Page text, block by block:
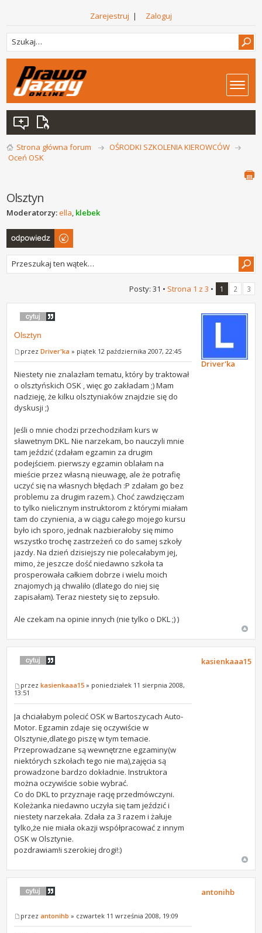
Zarejestruj | Zaloguj
Strona główna forum
OŚRODKI SZKOLENIA KIEROWCÓW
Oceń OSK
Olsztyn
Moderatorzy:ella, klebek
Odpowiedz
Posty: 31 • Strona 1 z 3 • 1 2 3
Olsztyn
przezDriver'ka » piątek 12 października 2007, 22:45
Niestety nie znalazłam tematu, który by traktował
o olsztyńskich OSK , więc go zakładam ;) Mam
nadzieję, że kilku olsztyniaków znajdzie się do
dyskusji ;)
Jeśli o mnie chodzi przechodziłam kurs w
sławetnym DKL. Nie narzekam, bo nauczyli mnie
tam jeździć (zdałam egzamin za drugim
podejściem. pierwszy egzamin oblałam na
mieście przez własną nieuwagę, ale że potrafię
uczyć się na własnych błędach :P zdałam go bez
problemu za drugim razem.). Choć zawdzięczam
to tylko nielicznym instruktorom z którymi miałam
tam do czynienia, a w ciągu całego mojego kursu
było ich sporo, jednak nazbierałoby się mimo
wszystko trochę zastrzeżeń co do samej szkoły
jazdy. Na dzień dzisiejszy nie polecałabym jej,
mimo, że jeszcze dość niedawno szkoła ta
prosperowała całkiem dobrze i wielu moich
znajomych ją chwaliło (dlatego do niej się
zapisałam). Teraz niestety się to zepsuło.
Ale czekam na opinie innych (nie tylko o DKL ;) )
Driver'ka
przezkasienkaaa15 » poniedziałek 11 sierpnia 2008,
13:51
Ja chciałabym polecić OSK w Bartoszycach Auto-
Motor. Egzamin zdaje się oczywiście w
Olsztynie,dlatego piszę w tym temacie.
Przeprowadzane są wewnętrzne egzaminy(w
niektórych szkołach tego nie ma),zajęcia są
prowadzone bardzo dokładnie. Instruktora
można oczywiście sobie wybrać.
Co do DKL to przyznaje rację przedmówczyni.
Koleżanka niedawno uczyła się tam jeździć i
niestety narzekała. Zdała za 3 razem i żałuje
tylko,że nie miała okazji współpracować z innym
OSK w Olsztynie.
pozdrawiam!i szerokiej drogi!:)
kasienkaaa15
przezantonihb » czwartek 11 września 2008, 19:09
antonihb